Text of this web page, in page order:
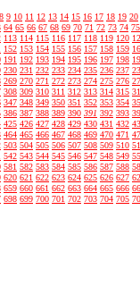
8 9 10 11 12 13 14 15 16 17 18 19 20
64 65 66 67 68 69 70 71 72 73 74 75
113 114 115 116 117 118 119 120
152 153 154 155 156 157 158 159
191 192 193 194 195 196 197 198
230 231 232 233 234 235 236 237
269 270 271 272 273 274 275 276
308 309 310 311 312 313 314 315
347 348 349 350 351 352 353 354
386 387 388 389 390 391 392 393
425 426 427 428 429 430 431 432
464 465 466 467 468 469 470 471
503 504 505 506 507 508 509 510
542 543 544 545 546 547 548 549
581 582 583 584 585 586 587 588
620 621 622 623 624 625 626 627
659 660 661 662 663 664 665 666
698 699 700 701 702 703 704 705